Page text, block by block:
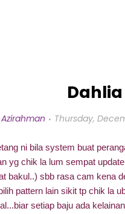
Azirahman Thursday,
ni bila system buat
yg chik la lum sempat
bakul..) sbb rasa cam kena
pattern lain sikit tp chik la
setiap baju ada